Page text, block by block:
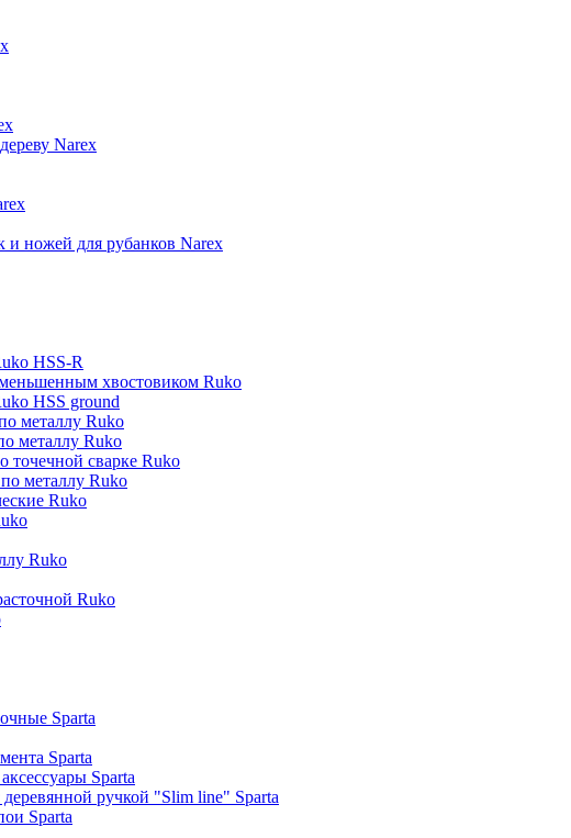
Narex
и ножей для рубанков Narex
HSS-R
хвостовиком Ruko
HSS ground
металлу Ruko
металлу Ruko
точечной сварке Ruko
металлу Ruko
Ruko
Ruko
Ruko
Sparta
Sparta
Sparta
ручкой "Slim line" Sparta
Sparta